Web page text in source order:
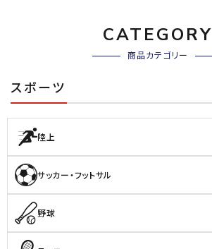
CATEGORY
商品カテゴリー
スポーツ
陸上
サッカー・フットサル
野球